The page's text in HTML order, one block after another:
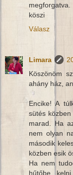
megforgatva.
köszi
Válasz
Limara
Köszönöm
ahány ház,
Encike! A
sütés
marad. Ha
nem olyan
második
közben esik
Ha nem
hűtőbe